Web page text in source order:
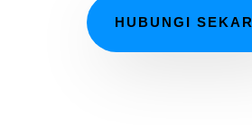
HUBUNGI